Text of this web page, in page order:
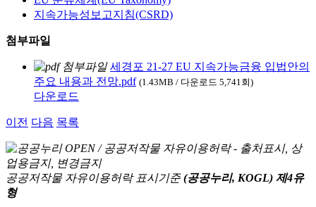
지속가능성보고지침(CSRD)
첨부파일
세경포 21-27 EU 지속가능금융 입법안의
주요 내용과 전망.pdf (1.43MB / 다운로드 5,741회)
다운로드
이전 다음 목록
공공저작물 자유이용허락 표시기준 (공공누리, KOGL) 제4유
형